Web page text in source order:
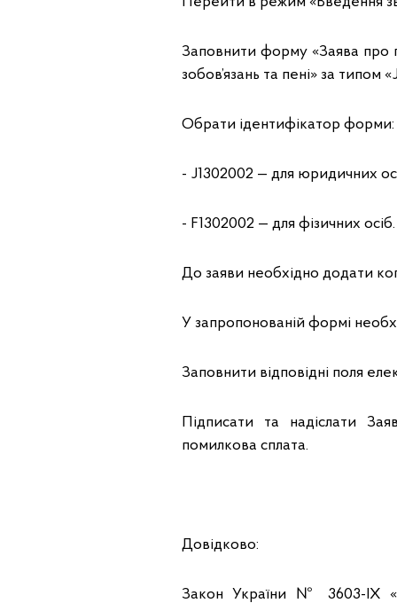
Заповнити форму «Заява про
зобов’язань та пені» за типом
Обрати ідентифікатор форми:
- J1302002 — для юридичних
- F1302002 — для фізичних осіб.
До заяви необхідно додати
У запропонованій формі
Заповнити відповідні поля
Підписати та надіслати
помилкова сплата.
Довідково:
Закон України № 3603-ІХ